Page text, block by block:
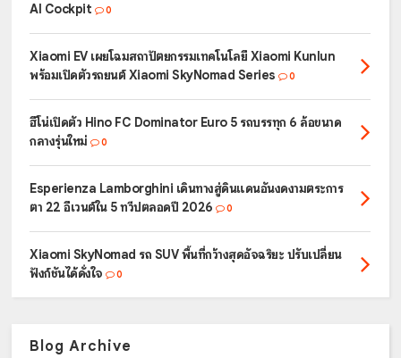
AI Cockpit
0
Xiaomi EV เผยโฉมสถาปัตยกรรมเทคโนโลยี Xiaomi Kunlun
พร้อมเปิดตัวรถยนต์ Xiaomi SkyNomad Series
0
ฮีโน่เปิดตัว Hino FC Dominator Euro 5 รถบรรทุก 6 ล้อขนาด
กลางรุ่นใหม่
0
Esperienza Lamborghini เดินทางสู่ดินแดนอันงดงามตระการ
ตา 22 อีเวนต์ใน 5 ทวีปตลอดปี 2026
0
Xiaomi SkyNomad รถ SUV พื้นที่กว้างสุดอัจฉริยะ ปรับเปลี่ยน
ฟังก์ชันได้ดั่งใจ
0
Blog Archive